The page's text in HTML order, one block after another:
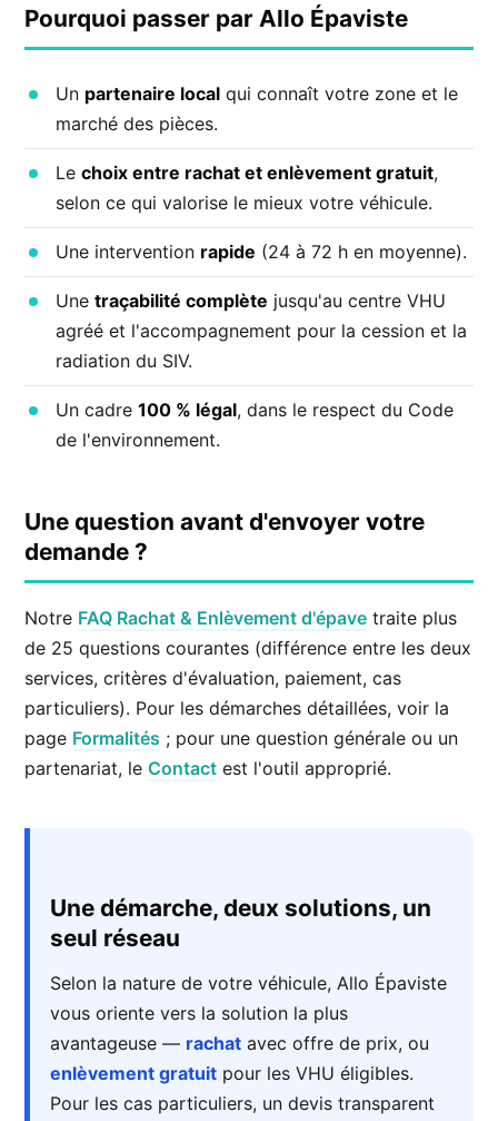
Pourquoi passer par Allo Épaviste
Un partenaire local qui connaît votre zone et le
marché des pièces.
Le choix entre rachat et enlèvement gratuit,
selon ce qui valorise le mieux votre véhicule.
Une intervention rapide (24 à 72 h en moyenne).
Une traçabilité complète jusqu'au centre VHU
agréé et l'accompagnement pour la cession et la
radiation du SIV.
Un cadre 100 % légal, dans le respect du Code
de l'environnement.
Une question avant d'envoyer votre
demande ?
Notre FAQ Rachat & Enlèvement d'épave traite plus
de 25 questions courantes (différence entre les deux
services, critères d'évaluation, paiement, cas
particuliers). Pour les démarches détaillées, voir la
page Formalités ; pour une question générale ou un
partenariat, le Contact est l'outil approprié.
Une démarche, deux solutions, un
seul réseau
Selon la nature de votre véhicule, Allo Épaviste
vous oriente vers la solution la plus
avantageuse — rachat avec offre de prix, ou
enlèvement gratuit pour les VHU éligibles.
Pour les cas particuliers, un devis transparent